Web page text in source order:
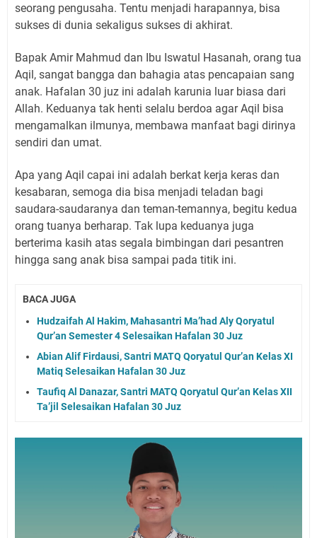
seorang pengusaha. Tentu menjadi harapannya, bisa
sukses di dunia sekaligus sukses di akhirat.
Bapak Amir Mahmud dan Ibu Iswatul Hasanah, orang tua
Aqil, sangat bangga dan bahagia atas pencapaian sang
anak. Hafalan 30 juz ini adalah karunia luar biasa dari
Allah. Keduanya tak henti selalu berdoa agar Aqil bisa
mengamalkan ilmunya, membawa manfaat bagi dirinya
sendiri dan umat.
Apa yang Aqil capai ini adalah berkat kerja keras dan
kesabaran, semoga dia bisa menjadi teladan bagi
saudara-saudaranya dan teman-temannya, begitu kedua
orang tuanya berharap. Tak lupa keduanya juga
berterima kasih atas segala bimbingan dari pesantren
hingga sang anak bisa sampai pada titik ini.
BACA JUGA
Hudzaifah Al Hakim, Mahasantri Ma’had Aly Qoryatul
Qur’an Semester 4 Selesaikan Hafalan 30 Juz
Abian Alif Firdausi, Santri MATQ Qoryatul Qur’an Kelas XI
Matiq Selesaikan Hafalan 30 Juz
Taufiq Al Danazar, Santri MATQ Qoryatul Qur’an Kelas XII
Ta’jil Selesaikan Hafalan 30 Juz